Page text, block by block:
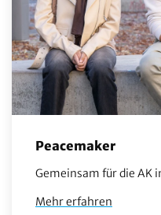
Peacemaker
Gemeinsam für die AK
Mehr erfahren